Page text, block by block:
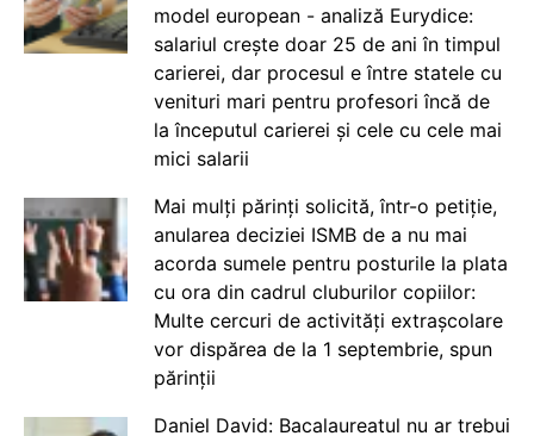
model european - analiză Eurydice:
salariul crește doar 25 de ani în timpul
carierei, dar procesul e între statele cu
venituri mari pentru profesori încă de
la începutul carierei și cele cu cele mai
mici salarii
Mai mulți părinți solicită, într-o petiție,
anularea deciziei ISMB de a nu mai
acorda sumele pentru posturile la plata
cu ora din cadrul cluburilor copiilor:
Multe cercuri de activități extrașcolare
vor dispărea de la 1 septembrie, spun
părinții
Daniel David: Bacalaureatul nu ar trebui